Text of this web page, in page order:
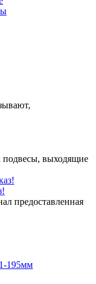
подвесы, выходящие
предоставленная
195мм